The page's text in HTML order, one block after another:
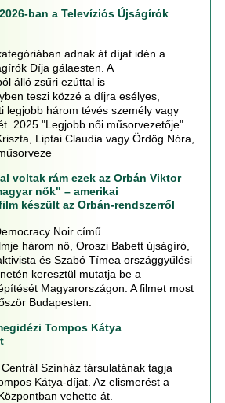
ban a Televíziós Újságírók
adnak át díjat idén a
Díja gálaesten. A
álló zsűri ezúttal is
teszi közzé a díjra esélyes,
legjobb három tévés személy vagy
2025 "Legjobb női műsorvezetője"
Liptai Claudia vagy Ördög Nóra,
voltak rám ezek az Orbán Viktor
nők" – amerikai
készült az Orbán-rendszerről
Noir című
három nő, Oroszi Babett újságíró,
és Szabó Tímea országgyűlési
keresztül mutatja be a
Magyarországon. A filmet most
Budapesten.
Tompos Kátya
Színház társulatának tagja
Kátya-díjat. Az elismerést a
vehette át.